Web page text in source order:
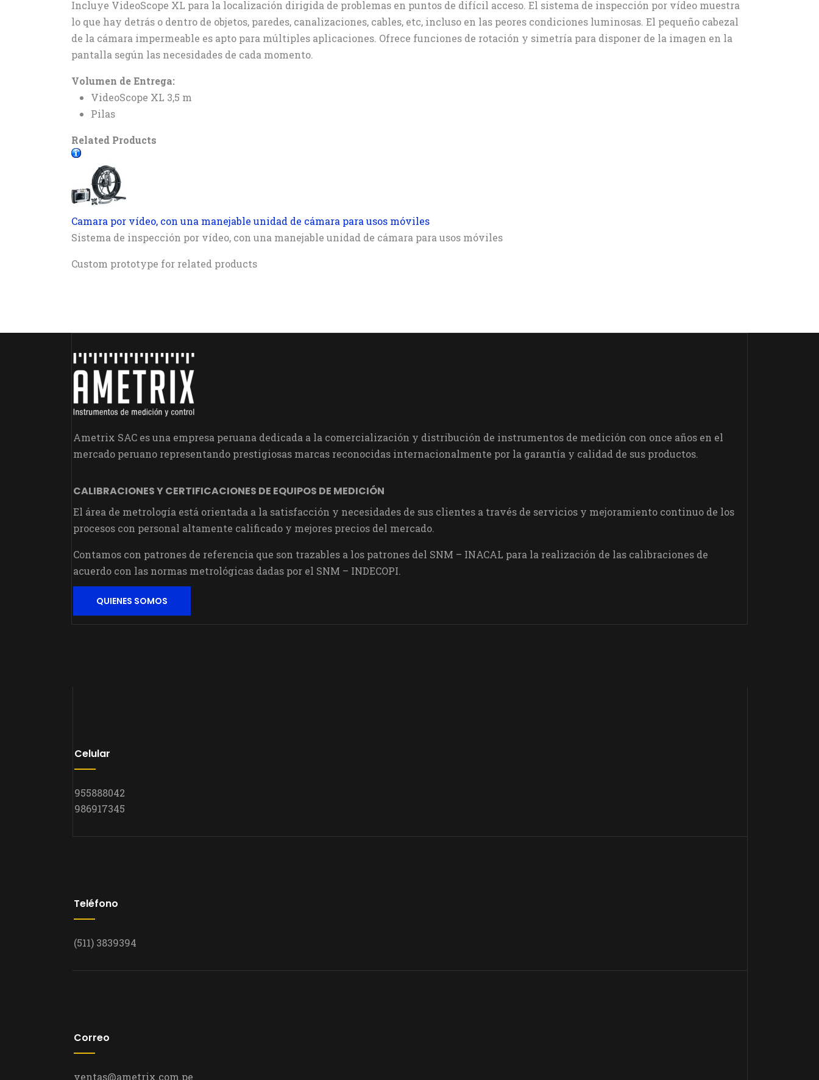
Incluye VideoScope XL para la localización dirigida de problemas en puntos de difícil acceso. El sistema de inspección por vídeo muestra
lo que hay detrás o dentro de objetos, paredes, canalizaciones, cables, etc, incluso en las peores condiciones luminosas. El pequeño cabezal
de la cámara impermeable es apto para múltiples aplicaciones. Ofrece funciones de rotación y simetría para disponer de la imagen en la
pantalla según las necesidades de cada momento.
Volumen de Entrega:
VideoScope XL 3,5 m
Pilas
Related Products
Camara por vídeo, con una manejable unidad de cámara para usos móviles
Sistema de inspección por vídeo, con una manejable unidad de cámara para usos móviles
Custom prototype for related products
Ametrix SAC es una empresa peruana dedicada a la comercialización y distribución de instrumentos de medición con once años en el
mercado peruano representando prestigiosas marcas reconocidas internacionalmente por la garantía y calidad de sus productos.
CALIBRACIONES Y CERTIFICACIONES DE EQUIPOS DE MEDICIÓN
El área de metrología está orientada a la satisfacción y necesidades de sus clientes a través de servicios y mejoramiento continuo de los
procesos con personal altamente calificado y mejores precios del mercado.
Contamos con patrones de referencia que son trazables a los patrones del SNM – INACAL para la realización de las calibraciones de
acuerdo con las normas metrológicas dadas por el SNM – INDECOPI.
QUIENES SOMOS
Celular
955888042
986917345
Teléfono
(511) 3839394
Correo
ventas@ametrix.com.pe